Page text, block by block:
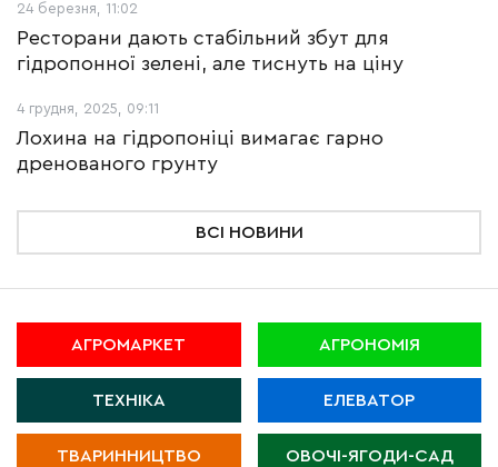
24 березня, 11:02
Ресторани дають стабільний збут для
гідропонної зелені, але тиснуть на ціну
4 грудня, 2025, 09:11
Лохина на гідропоніці вимагає гарно
дренованого грунту
ВСІ НОВИНИ
АГРОМАРКЕТ АГРОНОМІЯ
ТЕХНІКА ЕЛЕВАТОР
ТВАРИННИЦТВО ОВОЧІ-ЯГОДИ-САД